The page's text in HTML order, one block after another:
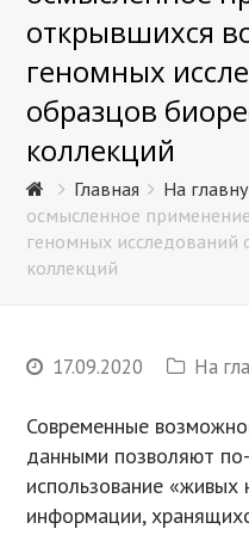
открывшихся
геномных
образцов
коллекций
Главная На
осмысленное
геномных исследований
коллекций
17.09.2020 На
Современные
данными позволяют
использование «живых
информации,